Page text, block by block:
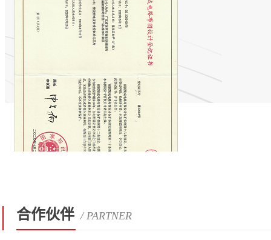
合作伙伴 / PARTNER